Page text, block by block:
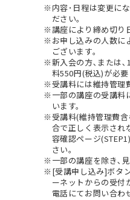
内容･日程は変更に
ださい。
講座により締め切り
お申し込みの人数に
ございます。
新入会の方､または
料550円(税込)が必要
受講料には維持管理
一部の講座の受講料
います。
受講料(維持管理費
合で正しく表示され
容確認ページ
さい。
一部の講座を除き､
[受講申し込み]ボタ
ーネットからの受付
電話にてお問い合わ